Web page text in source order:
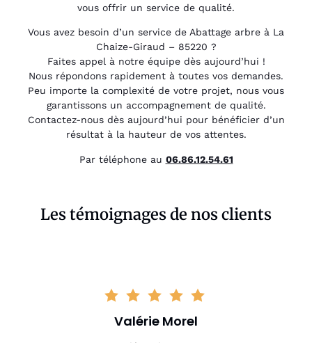
vous offrir un service de qualité.
Vous avez besoin d’un service de Abattage arbre à La
Chaize-Giraud – 85220 ?
Faites appel à notre équipe dès aujourd’hui !
Nous répondons rapidement à toutes vos demandes.
Peu importe la complexité de votre projet, nous vous
garantissons un accompagnement de qualité.
Contactez-nous dès aujourd’hui pour bénéficier d’un
résultat à la hauteur de vos attentes.
Par téléphone au 06.86.12.54.61
Les témoignages de nos clients
Valérie Morel